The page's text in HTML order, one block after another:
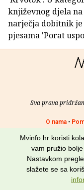
književnog djela
narječja dobitnik
pjesama 'Porat
Sva prava
O nama•
Mvinfo.hr koristi
vam pružio
Nastavkom
slažete se sa